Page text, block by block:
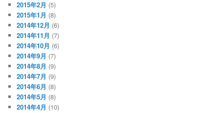
2015年2月 (5)
2015年1月 (8)
2014年12月 (6)
2014年11月 (7)
2014年10月 (6)
2014年9月 (7)
2014年8月 (9)
2014年7月 (9)
2014年6月 (8)
2014年5月 (8)
2014年4月 (10)